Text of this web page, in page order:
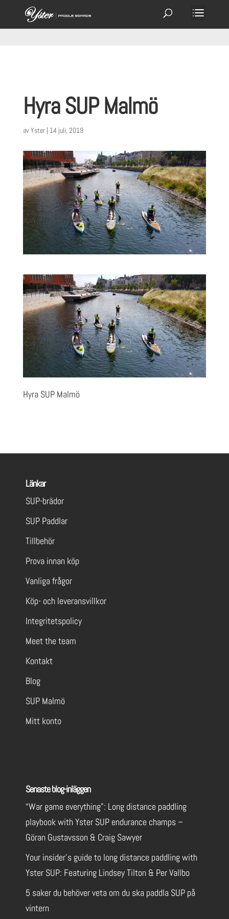
Hyra SUP Malmö
avYster| 14 juli, 2019
Hyra SUP Malmö
Länkar
SUP-brädor
SUP Paddlar
Tillbehör
Prova innan köp
Vanliga frågor
Köp- och leveransvillkor
Integritetspolicy
Meet the team
Kontakt
Blog
SUP Malmö
Mitt konto
Senaste blog-inläggen
“War game everything”: Long distance paddling
playbook with Yster SUP endurance champs –
Göran Gustavsson & Craig Sawyer
Your insider’s guide to long distance paddling with
Yster SUP: Featuring Lindsey Tilton & Per Vallbo
5 saker du behöver veta om du ska paddla SUP på
vintern